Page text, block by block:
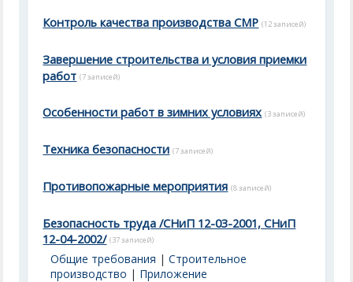
Контроль качества производства СМР (12 записей)
Завершение строительства и условия приемки
работ (7 записей)
Особенности работ в зимних условиях (3 записей)
Техника безопасности (7 записей)
Противопожарные мероприятия (8 записей)
Безопасность труда /СНиП 12-03-2001, СНиП
12-04-2002/ (37 записей)
Общие требования |Строительное
производство | Приложение